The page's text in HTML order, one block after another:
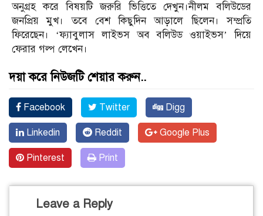
অনুগ্রহ করে বিষয়টি জরুরি ভিত্তিতে দেখুন।নীলম বলিউডের
জনপ্রিয় মুখ। তবে বেশ কিছুদিন আড়ালে ছিলেন। সম্প্রতি
ফিরেছেন। ‘ফ্যাবুলাস লাইভস অব বলিউড ওয়াইভস’ দিয়ে
ফেরার গল্প লেখেন।
দয়া করে নিউজটি শেয়ার করুন..
Facebook Twitter Digg
Linkedin Reddit Google Plus
Pinterest Print
Leave a Reply